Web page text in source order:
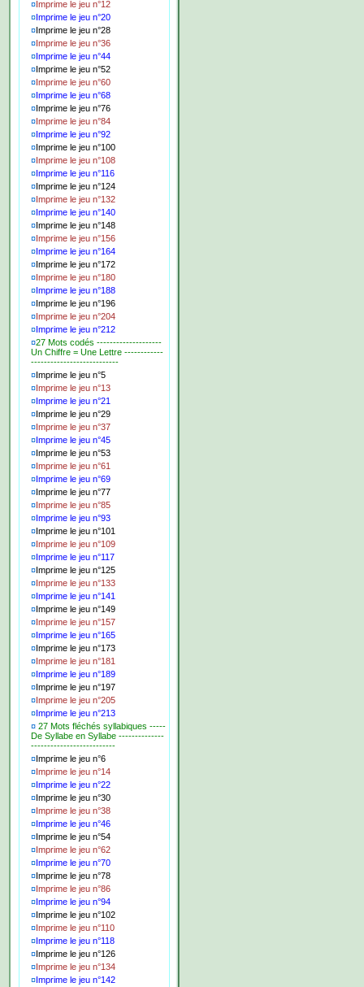
¤Imprime le jeu n°12
¤Imprime le jeu n°20
¤Imprime le jeu n°28
¤Imprime le jeu n°36
¤Imprime le jeu n°44
¤Imprime le jeu n°52
¤Imprime le jeu n°60
¤Imprime le jeu n°68
¤Imprime le jeu n°76
¤Imprime le jeu n°84
¤Imprime le jeu n°92
¤Imprime le jeu n°100
¤Imprime le jeu n°108
¤Imprime le jeu n°116
¤Imprime le jeu n°124
¤Imprime le jeu n°132
¤Imprime le jeu n°140
¤Imprime le jeu n°148
¤Imprime le jeu n°156
¤Imprime le jeu n°164
¤Imprime le jeu n°172
¤Imprime le jeu n°180
¤Imprime le jeu n°188
¤Imprime le jeu n°196
¤Imprime le jeu n°204
¤Imprime le jeu n°212
¤27 Mots codés --------------------
Un Chiffre = Une Lettre ------------
---------------------------
¤Imprime le jeu n°5
¤Imprime le jeu n°13
¤Imprime le jeu n°21
¤Imprime le jeu n°29
¤Imprime le jeu n°37
¤Imprime le jeu n°45
¤Imprime le jeu n°53
¤Imprime le jeu n°61
¤Imprime le jeu n°69
¤Imprime le jeu n°77
¤Imprime le jeu n°85
¤Imprime le jeu n°93
¤Imprime le jeu n°101
¤Imprime le jeu n°109
¤Imprime le jeu n°117
¤Imprime le jeu n°125
¤Imprime le jeu n°133
¤Imprime le jeu n°141
¤Imprime le jeu n°149
¤Imprime le jeu n°157
¤Imprime le jeu n°165
¤Imprime le jeu n°173
¤Imprime le jeu n°181
¤Imprime le jeu n°189
¤Imprime le jeu n°197
¤Imprime le jeu n°205
¤Imprime le jeu n°213
¤ 27 Mots fléchés syllabiques -----
De Syllabe en Syllabe --------------
--------------------------
¤Imprime le jeu n°6
¤Imprime le jeu n°14
¤Imprime le jeu n°22
¤Imprime le jeu n°30
¤Imprime le jeu n°38
¤Imprime le jeu n°46
¤Imprime le jeu n°54
¤Imprime le jeu n°62
¤Imprime le jeu n°70
¤Imprime le jeu n°78
¤Imprime le jeu n°86
¤Imprime le jeu n°94
¤Imprime le jeu n°102
¤Imprime le jeu n°110
¤Imprime le jeu n°118
¤Imprime le jeu n°126
¤Imprime le jeu n°134
¤Imprime le jeu n°142